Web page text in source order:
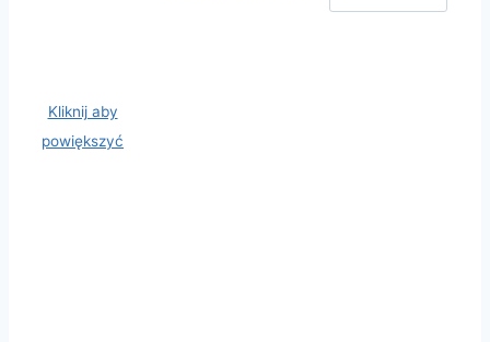
Kliknij aby
powiększyć